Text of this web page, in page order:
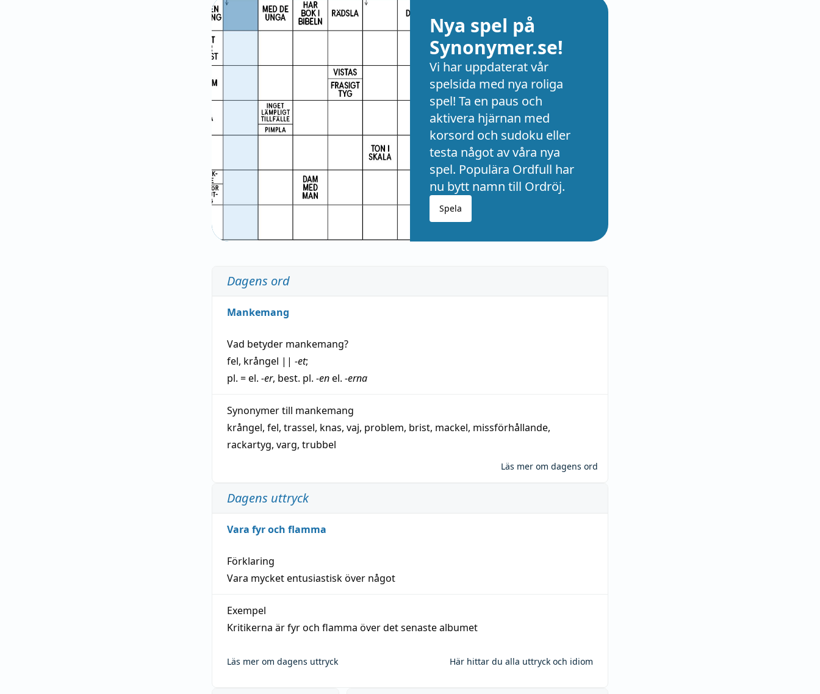
Nya spel på
Synonymer.se!
Vi har uppdaterat vår
spelsida med nya roliga
spel! Ta en paus och
aktivera hjärnan med
korsord och sudoku eller
testa något av våra nya
spel. Populära Ordfull har
nu bytt namn till Ordröj.
Spela
Dagens ord
Mankemang
Vad betyder mankemang?
fel, krångel || -et;
pl. = el. -er, best. pl. -enel. -erna
Synonymer till mankemang
krångel, fel, trassel, knas, vaj, problem, brist, mackel, missförhållande,
rackartyg, varg, trubbel
Läs mer om dagens ord
Dagens uttryck
Vara fyr och flamma
Förklaring
Vara mycket entusiastisk över något
Exempel
Kritikerna är fyr och flamma över det senaste albumet
Läs mer om dagens uttryck Här hittar du alla uttryck och idiom